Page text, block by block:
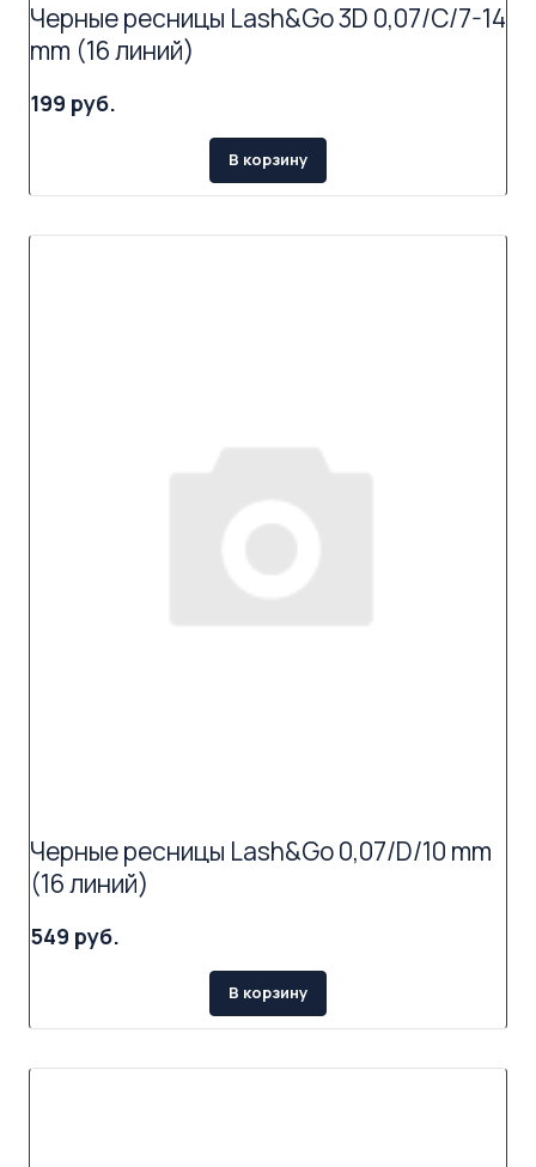
Черные ресницы Lash&Go 3D 0,07/C/7-14
mm (16 линий)
199 руб.
В корзину
Черные ресницы Lash&Go 0,07/D/10 mm
(16 линий)
549 руб.
В корзину